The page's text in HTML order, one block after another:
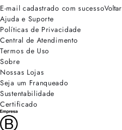
E-mail cadastrado com sucessoVoltar
Ajuda e Suporte
Políticas de Privacidade
Central de Atendimento
Termos de Uso
Sobre
Nossas Lojas
Seja um Franqueado
Sustentabilidade
Certificado